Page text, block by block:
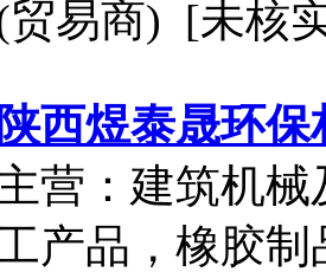
贸易商) [未核
陕西煜泰晟环
营：建筑机
产品，橡胶